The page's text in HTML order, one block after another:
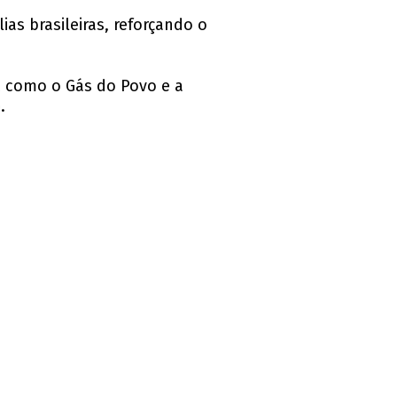
brasileiras, reforçando o
o Gás do Povo e a